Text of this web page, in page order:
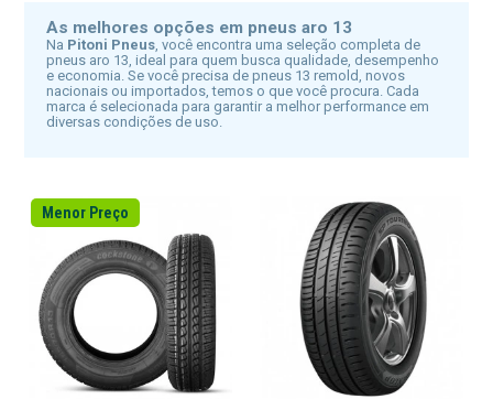
As melhores opções em pneus aro 13
Na Pitoni Pneus, você encontra uma seleção completa de
pneus aro 13, ideal para quem busca qualidade, desempenho
e economia. Se você precisa depneus 13 remold, novos
nacionais ou importados, temos o que você procura. Cada
marca é selecionada para garantir a melhor performance em
diversas condições de uso.
Menor Preço